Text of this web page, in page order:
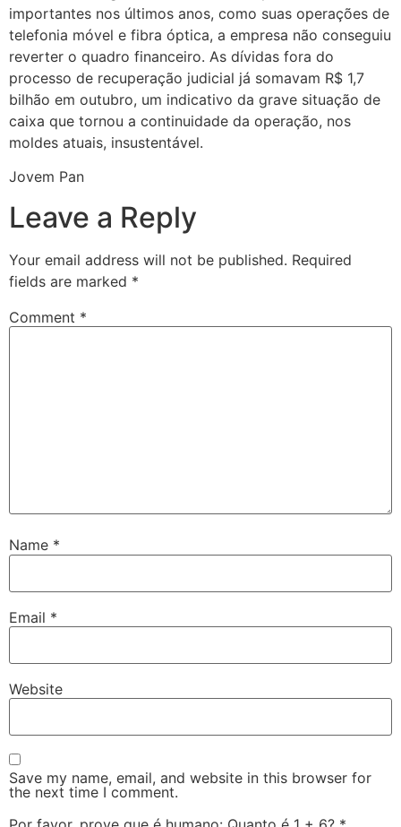
importantes nos últimos anos, como suas operações de
telefonia móvel e fibra óptica, a empresa não conseguiu
reverter o quadro financeiro. As dívidas fora do
processo de recuperação judicial já somavam R$ 1,7
bilhão em outubro, um indicativo da grave situação de
caixa que tornou a continuidade da operação, nos
moldes atuais, insustentável.
Jovem Pan
Leave a Reply
Your email address will not be published. Required
fields are marked *
Comment *
Name *
Email *
Website
Save my name, email, and website in this browser for
the next time I comment.